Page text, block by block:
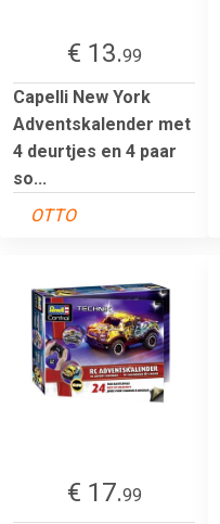
€ 13.99
Capelli New York
Adventskalender met
4 deurtjes en 4 paar
so...
OTTO
€ 17.99